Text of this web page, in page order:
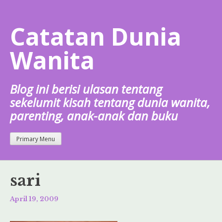
content
Catatan Dunia
Wanita
Blog ini berisi ulasan tentang
sekelumit kisah tentang dunia wanita,
parenting, anak-anak dan buku
Primary Menu
sari
April 19, 2009